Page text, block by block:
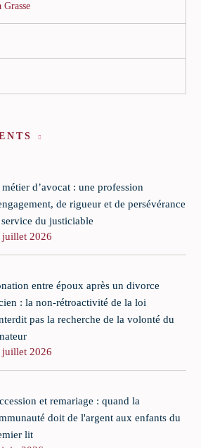
d’avocat : une profession
de rigueur et de persévérance
du justiciable
juillet 2026
entre époux après un divorce
: la non-rétroactivité de la loi
pas la recherche de la volonté du
juillet 2026
et remariage : quand la
doit de l'argent aux enfants du
lit